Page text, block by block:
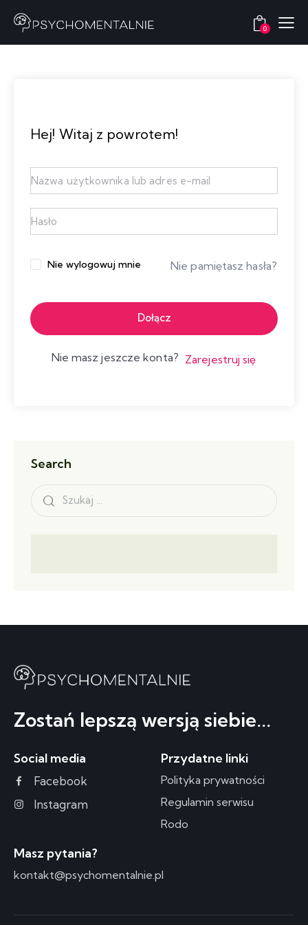
0
Hej! Witaj z powrotem!
Nie wylogowuj mnie Nie pamiętasz hasła?
Dołącz
Nie masz jeszcze konta? Zarejestruj się
Search
Zostań lepszą wersją siebie...
Social media
Facebook
Instagram
Przydatne linki
Polityka prywatności
Regulamin serwisu
Rodo
Masz pytania?
kontakt@psychomentalnie.pl